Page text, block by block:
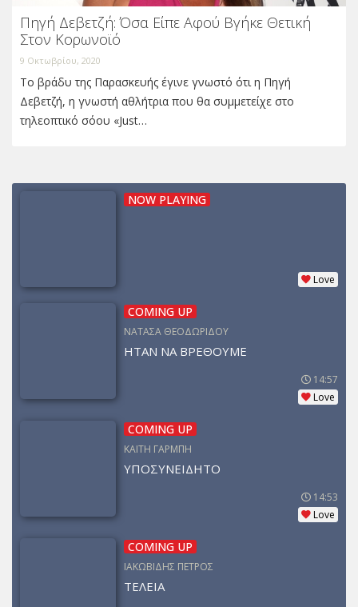
Πηγή Δεβετζή: Όσα Είπε Αφού Βγήκε Θετική
Στον Κορωνοϊό
9 Οκτωβρίου, 2020
Το βράδυ της Παρασκευής έγινε γνωστό ότι η Πηγή
Δεβετζή, η γνωστή αθλήτρια που θα συμμετείχε στο
τηλεοπτικό σόου «Just…
NOW PLAYING
Love
COMING UP
ΝΑΤΑΣΑ ΘΕΟΔΩΡΙΔΟΥ
ΗΤΑΝ ΝΑ ΒΡΕΘΟΥΜΕ
14:57
Love
COMING UP
ΚΑΙΤΗ ΓΑΡΜΠΗ
ΥΠΟΣΥΝΕΙΔΗΤΟ
14:53
Love
COMING UP
ΙΑΚΩΒΙΔΗΣ ΠΕΤΡΟΣ
ΤΕΛΕΙΑ